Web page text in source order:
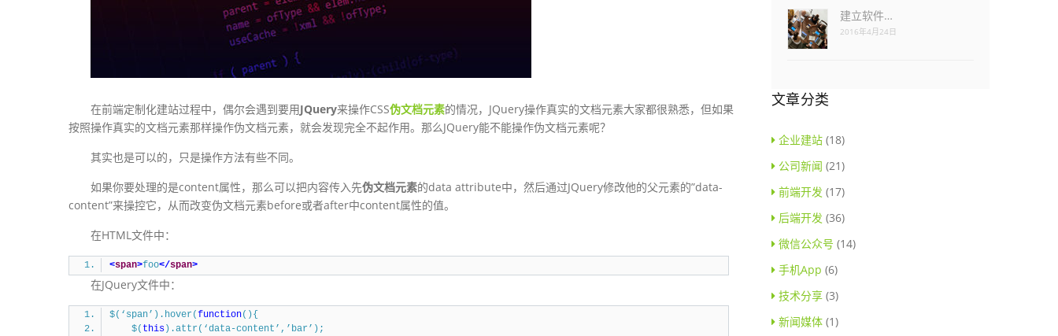
在前端定制化建站过程中，偶尔会遇到要用JQuery来操作CSS伪文档元素的情况，JQuery操作真实的文档元素大家都很熟悉，但如果
按照操作真实的文档元素那样操作伪文档元素，就会发现完全不起作用。那么JQuery能不能操作伪文档元素呢？
其实也是可以的，只是操作方法有些不同。
如果你要处理的是content属性，那么可以把内容传入先伪文档元素的data attribute中，然后通过JQuery修改他的父元素的”data-
content”来操控它，从而改变伪文档元素before或者after中content属性的值。
在HTML文件中：
<span>foo</span>
在JQuery文件中：
$(‘span’).hover(function(){
$( this).attr(‘data-content’,’bar’);
建立软件…
2016年4月24日
文章分类
企业建站(18)
公司新闻 (21)
前端开发 (17)
后端开发 (36)
微信公众号 (14)
手机App (6)
技术分享(3)
新闻媒体(1)